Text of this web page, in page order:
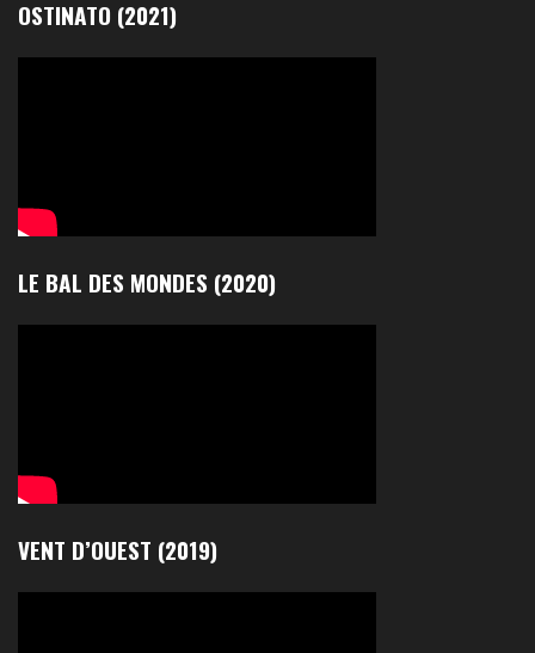
OSTINATO (2021)
LE BAL DES MONDES (2020)
VENT D’OUEST (2019)